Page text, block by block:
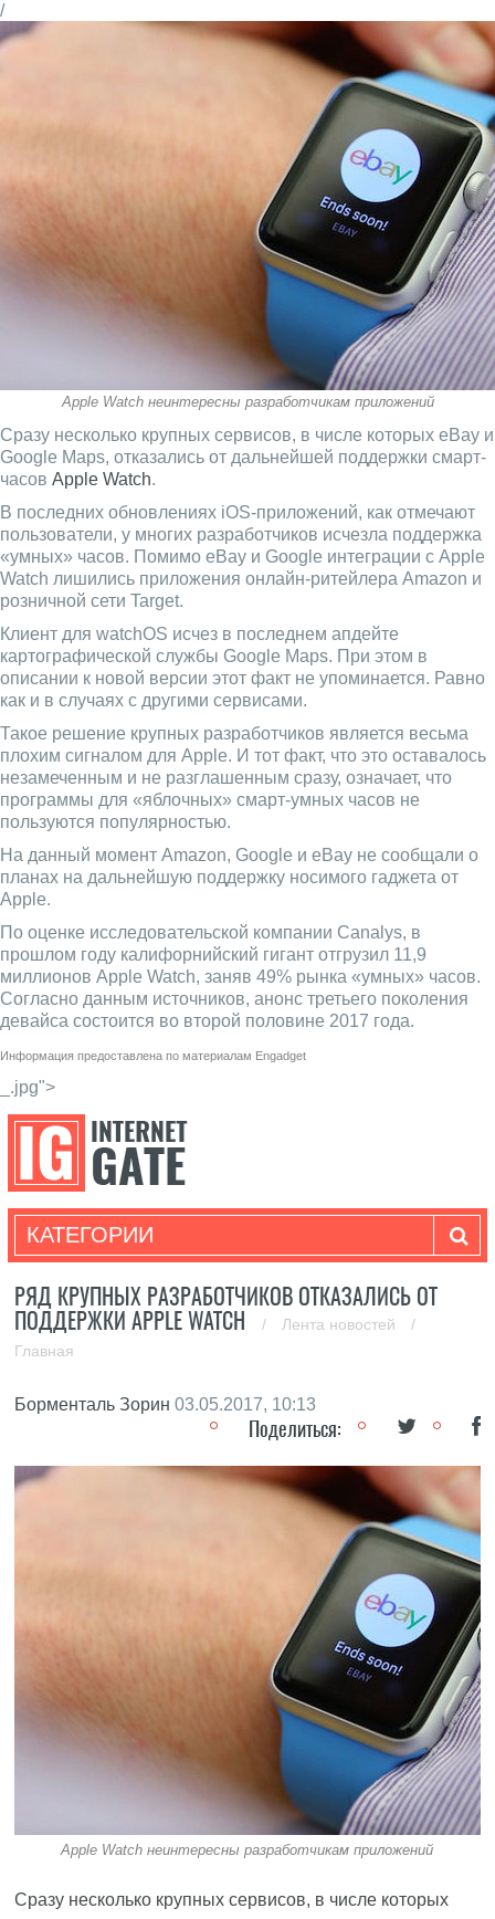
/
Apple Watch неинтересны разработчикам приложений
Сразу несколько крупных сервисов, в числе которых eBay и
Google Maps, отказались от дальнейшей поддержки смарт-
часов Apple Watch.
В последних обновлениях iOS-приложений, как отмечают
пользователи, у многих разработчиков исчезла поддержка
«умных» часов. Помимо eBay и Google интеграции с Apple
Watch лишились приложения онлайн-ритейлера Amazon и
розничной сети Target.
Клиент для watchOS исчез в последнем апдейте
картографической службы Google Maps. При этом в
описании к новой версии этот факт не упоминается. Равно
как и в случаях с другими сервисами.
Такое решение крупных разработчиков является весьма
плохим сигналом для Apple. И тот факт, что это оставалось
незамеченным и не разглашенным сразу, означает, что
программы для «яблочных» смарт-умных часов не
пользуются популярностью.
На данный момент Amazon, Google и eBay не сообщали о
планах на дальнейшую поддержку носимого гаджета от
Apple.
По оценке исследовательской компании Canalys, в
прошлом году калифорнийский гигант отгрузил 11,9
миллионов Apple Watch, заняв 49% рынка «умных» часов.
Согласно данным источников, анонс третьего поколения
девайса состоится во второй половине 2017 года.
Информация предоставлена по материалам Engadget
_.jpg">
КАТЕГОРИИ
РЯД КРУПНЫХ РАЗРАБОТЧИКОВ ОТКАЗАЛИСЬ ОТ
ПОДДЕРЖКИ APPLE WATCH
/ Лента новостей
/
Главная
Борменталь Зорин 03.05.2017, 10:13
Поделиться:
Apple Watch неинтересны разработчикам приложений
Сразу несколько крупных сервисов, в числе которых